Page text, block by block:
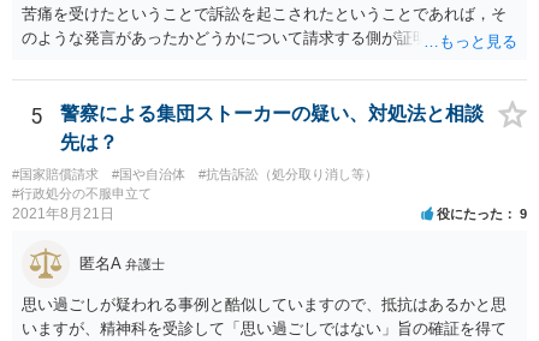
苦痛を受けたということで訴訟を起こされたということであれば，そ
のような発言があったかどうかについて請求する側が証明をする必要
あれば，その主張を前提に争う形となるかと思われます。
5
警察による集団ストーカーの疑い、対処法と相談
先は？
#国家賠償請求 #国や自治体
#抗告訴訟（処分取り消し等）
#行政処分の不服申立て
2021年8月21日 役にたった 9
匿名A 弁護士
思い過ごしが疑われる事例と酷似していますので、抵抗はあるかと思
いますが、精神科を受診して「思い過ごしではない」旨の確証を得て